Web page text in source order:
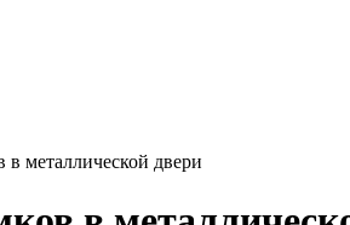
в металлической двери